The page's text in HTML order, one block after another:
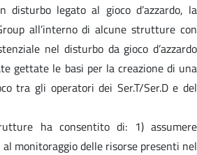
disturbo legato al gioco d’azzardo, la
all’interno di alcune strutture con
nel disturbo da gioco d’azzardo
gettate le basi per la creazione di una
tra gli operatori dei Ser.T/Ser.D e del
ha consentito di: 1) assumere
monitoraggio delle risorse presenti nel